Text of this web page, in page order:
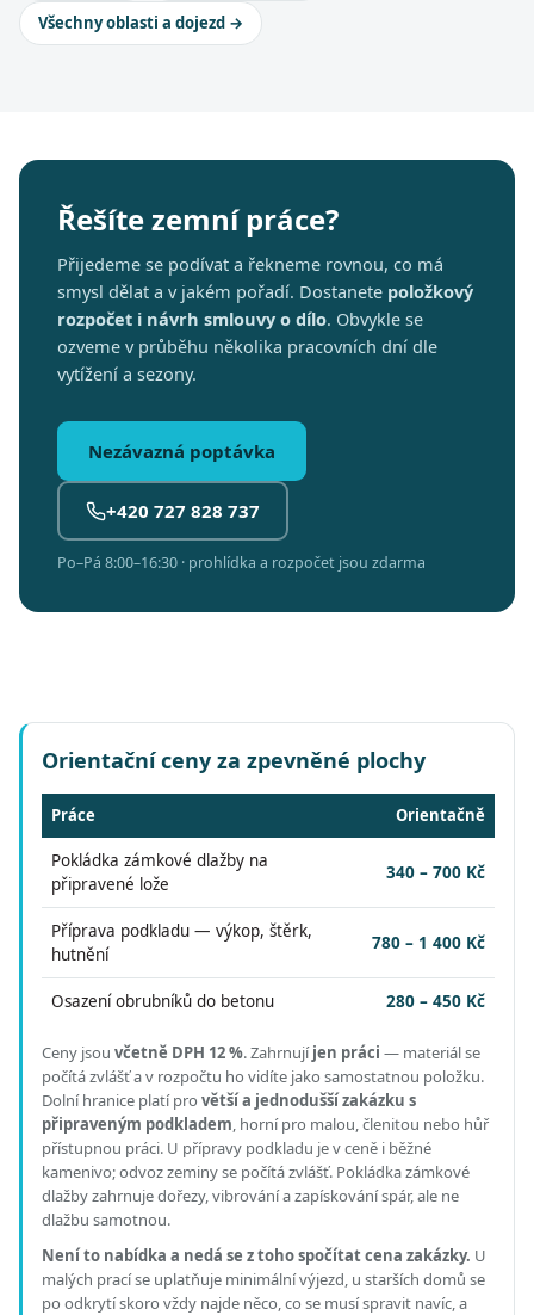
Všechny oblasti a dojezd →
Řešíte zemní práce?
Přijedeme se podívat a řekneme rovnou, co má
smysl dělat a v jakém pořadí. Dostanete položkový
rozpočet i návrh smlouvy o dílo. Obvykle se
ozveme v průběhu několika pracovních dní dle
vytížení a sezony.
Nezávazná poptávka
+420 727 828 737
Po–Pá 8:00–16:30 · prohlídka a rozpočet jsou zdarma
Orientační ceny za zpevněné plochy
Práce Orientačně
Pokládka zámkové dlažby na
připravené lože
340 – 700 Kč
Příprava podkladu — výkop, štěrk,
hutnění
780 – 1 400 Kč
Osazení obrubníků do betonu 280 – 450 Kč
Ceny jsou včetně DPH 12 %.Zahrnujíjen práci — materiál se
počítá zvlášť a v rozpočtu ho vidíte jako samostatnou položku.
Dolní hranice platí pro větší a jednodušší zakázku s
připraveným podkladem, horní pro malou, členitou nebo hůř
přístupnou práci. U přípravy podkladu je v ceně i běžné
kamenivo; odvoz zeminy se počítá zvlášť. Pokládka zámkové
dlažby zahrnuje dořezy, vibrování a zapískování spár, ale ne
dlažbu samotnou.
Není to nabídka a nedá se z toho spočítat cena zakázky. U
malých prací se uplatňuje minimální výjezd, u starších domů se
po odkrytí skoro vždy najde něco, co se musí spravit navíc, a